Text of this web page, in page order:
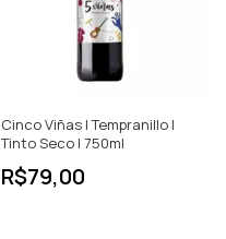
Cinco Viñas | Tempranillo |
Tinto Seco | 750ml
R$79,00